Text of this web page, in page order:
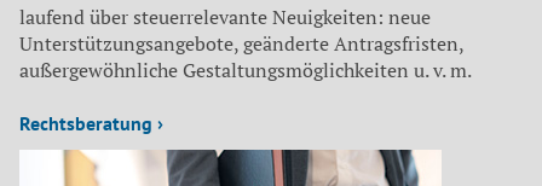
laufend über steuerrelevante Neuigkeiten: neue
Unterstützungsangebote, geänderte Antragsfristen,
außergewöhnliche Gestaltungsmöglichkeiten u. v. m.
Rechtsberatung ›